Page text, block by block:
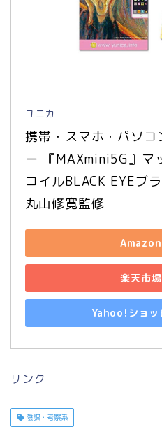
ユニカ
携帯・スマホ・パソコ
ー 『MAXmini5G』マ
コイルBLACK EYEブ
丸山修寛監修
Amazon
楽天市
Yahoo!ショッ
リンク
陰謀・考察系